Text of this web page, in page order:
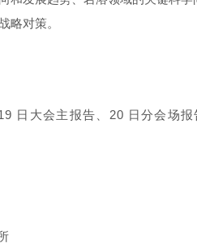
略对策。
日大会主报告、20 日分会场
所